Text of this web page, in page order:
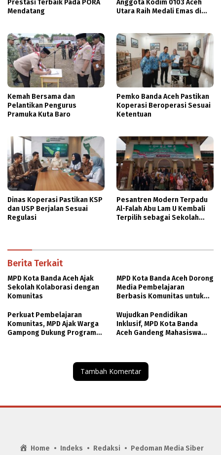
Prestasi Terbaik Pada PORA
Mendatang
Anggota Kodim 0103 Aceh
Utara Raih Medali Emas di
Kemah Bersama dan
Pelantikan Pengurus
Pramuka Kuta Baro
Pemko Banda Aceh Pastikan
Koperasi Beroperasi Sesuai
Ketentuan
Dinas Koperasi Pastikan KSP
dan USP Berjalan Sesuai
Regulasi
Pesantren Modern Terpadu
Al-Falah Abu Lam U Kembali
Terpilih sebagai Sekolah
Berita Terkait
MPD Kota Banda Aceh Ajak
Sekolah Kolaborasi dengan
Komunitas
MPD Kota Banda Aceh Dorong
Media Pembelajaran
Berbasis Komunitas untuk
Pendidikan
Perkuat Pembelajaran
Komunitas, MPD Ajak Warga
Gampong Dukung Program
Wujudkan Pendidikan
Inklusif, MPD Kota Banda
Aceh Gandeng Mahasiswa
Tambah Komentar
Home Indeks Redaksi Pedoman Media Siber